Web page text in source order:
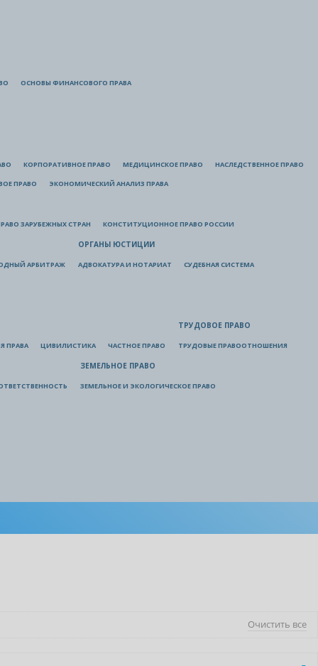
ОСНОВЫ ФИНАНСОВОГО ПРАВА
КОРПОРАТИВНОЕ ПРАВО МЕДИЦИНСКОЕ ПРАВО НАСЛЕДСТВЕННОЕ ПРАВО
ПРАВО ЭКОНОМИЧЕСКИЙ АНАЛИЗ ПРАВА
ЗАРУБЕЖНЫХ СТРАН КОНСТИТУЦИОННОЕ ПРАВО РОССИИ
АРБИТРАЖ
ОРГАНЫ ЮСТИЦИИ
АДВОКАТУРА И НОТАРИАТ СУДЕБНАЯ СИСТЕМА
ПРАВА ЦИВИЛИСТИКА ЧАСТНОЕ ПРАВО
ТРУДОВОЕ ПРАВО
ТРУДОВЫЕ ПРАВООТНОШЕНИЯ
ЗЕМЕЛЬНОЕ ПРАВО
ЗЕМЕЛЬНОЕ И ЭКОЛОГИЧЕСКОЕ ПРАВО
Очистить все